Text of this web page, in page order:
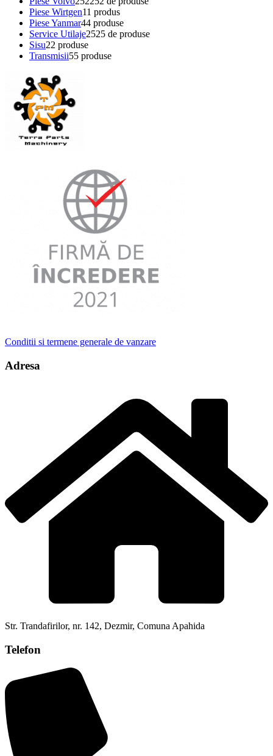
Piese Wirtgen11 produs
Piese Yanmar44 produse
Service Utilaje2525 de produse
Sisu22 produse
Transmisii55 produse
Conditii si termene generale de vanzare
Adresa
Str. Trandafirilor, nr. 142, Dezmir, Comuna Apahida
Telefon